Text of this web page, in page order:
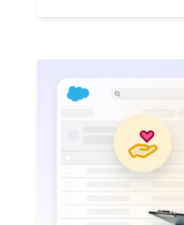
berulang yang sensitif
membuat layanan